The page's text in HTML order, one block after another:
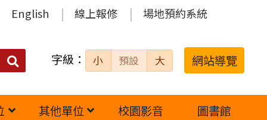
English 線上報修 場地預約系統
搜
字級： 小 預設 大 網站導覽
其他單位 校園影音 圖書館